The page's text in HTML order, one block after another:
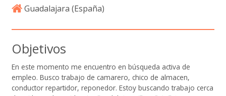
Guadalajara (España)
Objetivos
En este momento me encuentro en búsqueda activa de
empleo. Busco trabajo de camarero, chico de almacen,
conductor repartidor, reponedor. Estoy buscando trabajo cerca